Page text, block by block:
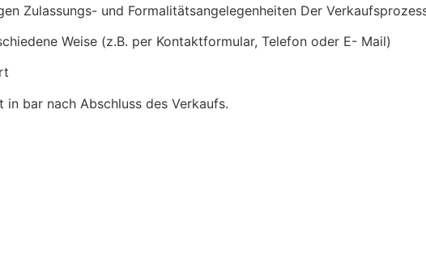
Zulassungs- und Formalitätsangelegenheiten Der
Weise (z.B. per Kontaktformular, Telefon oder E- Mail)
bar nach Abschluss des Verkaufs.